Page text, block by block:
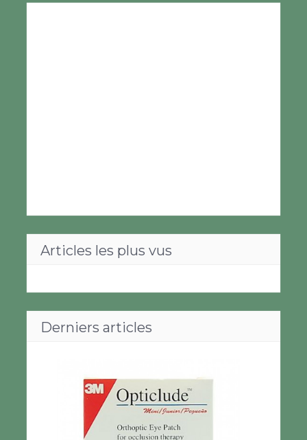
Articles les plus vus
Derniers articles